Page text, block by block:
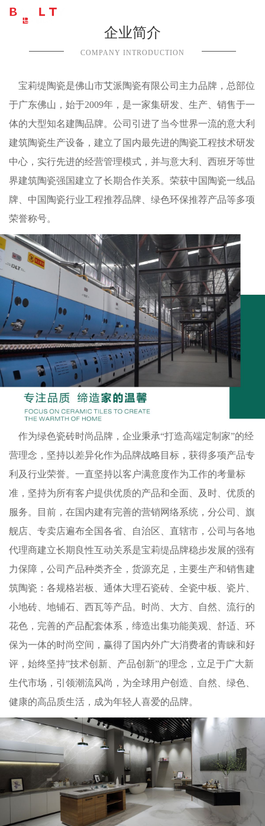
企业简介
COMPANY INTRODUCTION
宝莉缇陶瓷是佛山市艾派陶瓷有限公司主力品牌，总部位
于广东佛山，始于2009年，是一家集研发、生产、销售于一
体的大型知名建陶品牌。公司引进了当今世界一流的意大利
建筑陶瓷生产设备，建立了国内最先进的陶瓷工程技术研发
中心，实行先进的经营管理模式，并与意大利、西班牙等世
界建筑陶瓷强国建立了长期合作关系。荣获中国陶瓷一线品
牌、中国陶瓷行业工程推荐品牌、绿色环保推荐产品等多项
荣誉称号。
作为绿色瓷砖时尚品牌，企业秉承“打造高端定制家”的经
营理念，坚持以差异化作为品牌战略目标，获得多项产品专
利及行业荣誉。一直坚持以客户满意度作为工作的考量标
准，坚持为所有客户提供优质的产品和全面、及时、优质的
服务。目前，在国内建有完善的营销网络系统，分公司、旗
舰店、专卖店遍布全国各省、自治区、直辖市，公司与各地
代理商建立长期良性互动关系是宝莉缇品牌稳步发展的强有
力保障，公司产品种类齐全，货源充足，主要生产和销售建
筑陶瓷：各规格岩板、通体大理石瓷砖、全瓷中板、瓷片、
小地砖、地铺石、西瓦等产品。时尚、大方、自然、流行的
花色，完善的产品配套体系，缔造出集功能美观、舒适、环
保为一体的时尚空间，赢得了国内外广大消费者的青睐和好
评，始终坚持”技术创新、产品创新”的理念，立足于广大新
生代市场，引领潮流风尚，为全球用户创造、自然、绿色、
健康的高品质生活，成为年轻人喜爱的品牌。